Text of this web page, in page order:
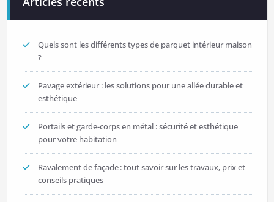
Quels sont les différents types de parquet intérieur maison
?
Pavage extérieur : les solutions pour une allée durable et
esthétique
Portails et garde-corps en métal : sécurité et esthétique
pour votre habitation
Ravalement de façade : tout savoir sur les travaux, prix et
conseils pratiques